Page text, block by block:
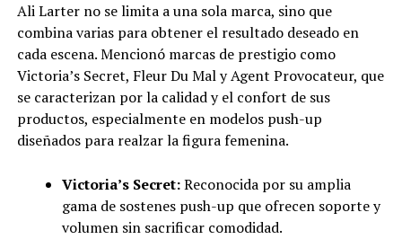
Ali Larter no se limita a una sola marca, sino que
combina varias para obtener el resultado deseado en
cada escena. Mencionó marcas de prestigio como
Victoria’s Secret, Fleur Du Mal y Agent Provocateur, que
se caracterizan por la calidad y el confort de sus
productos, especialmente en modelos push-up
diseñados para realzar la figura femenina.
Victoria’s Secret:Reconocida por su amplia
gama de sostenes push-up que ofrecen soporte y
volumen sin sacrificar comodidad.